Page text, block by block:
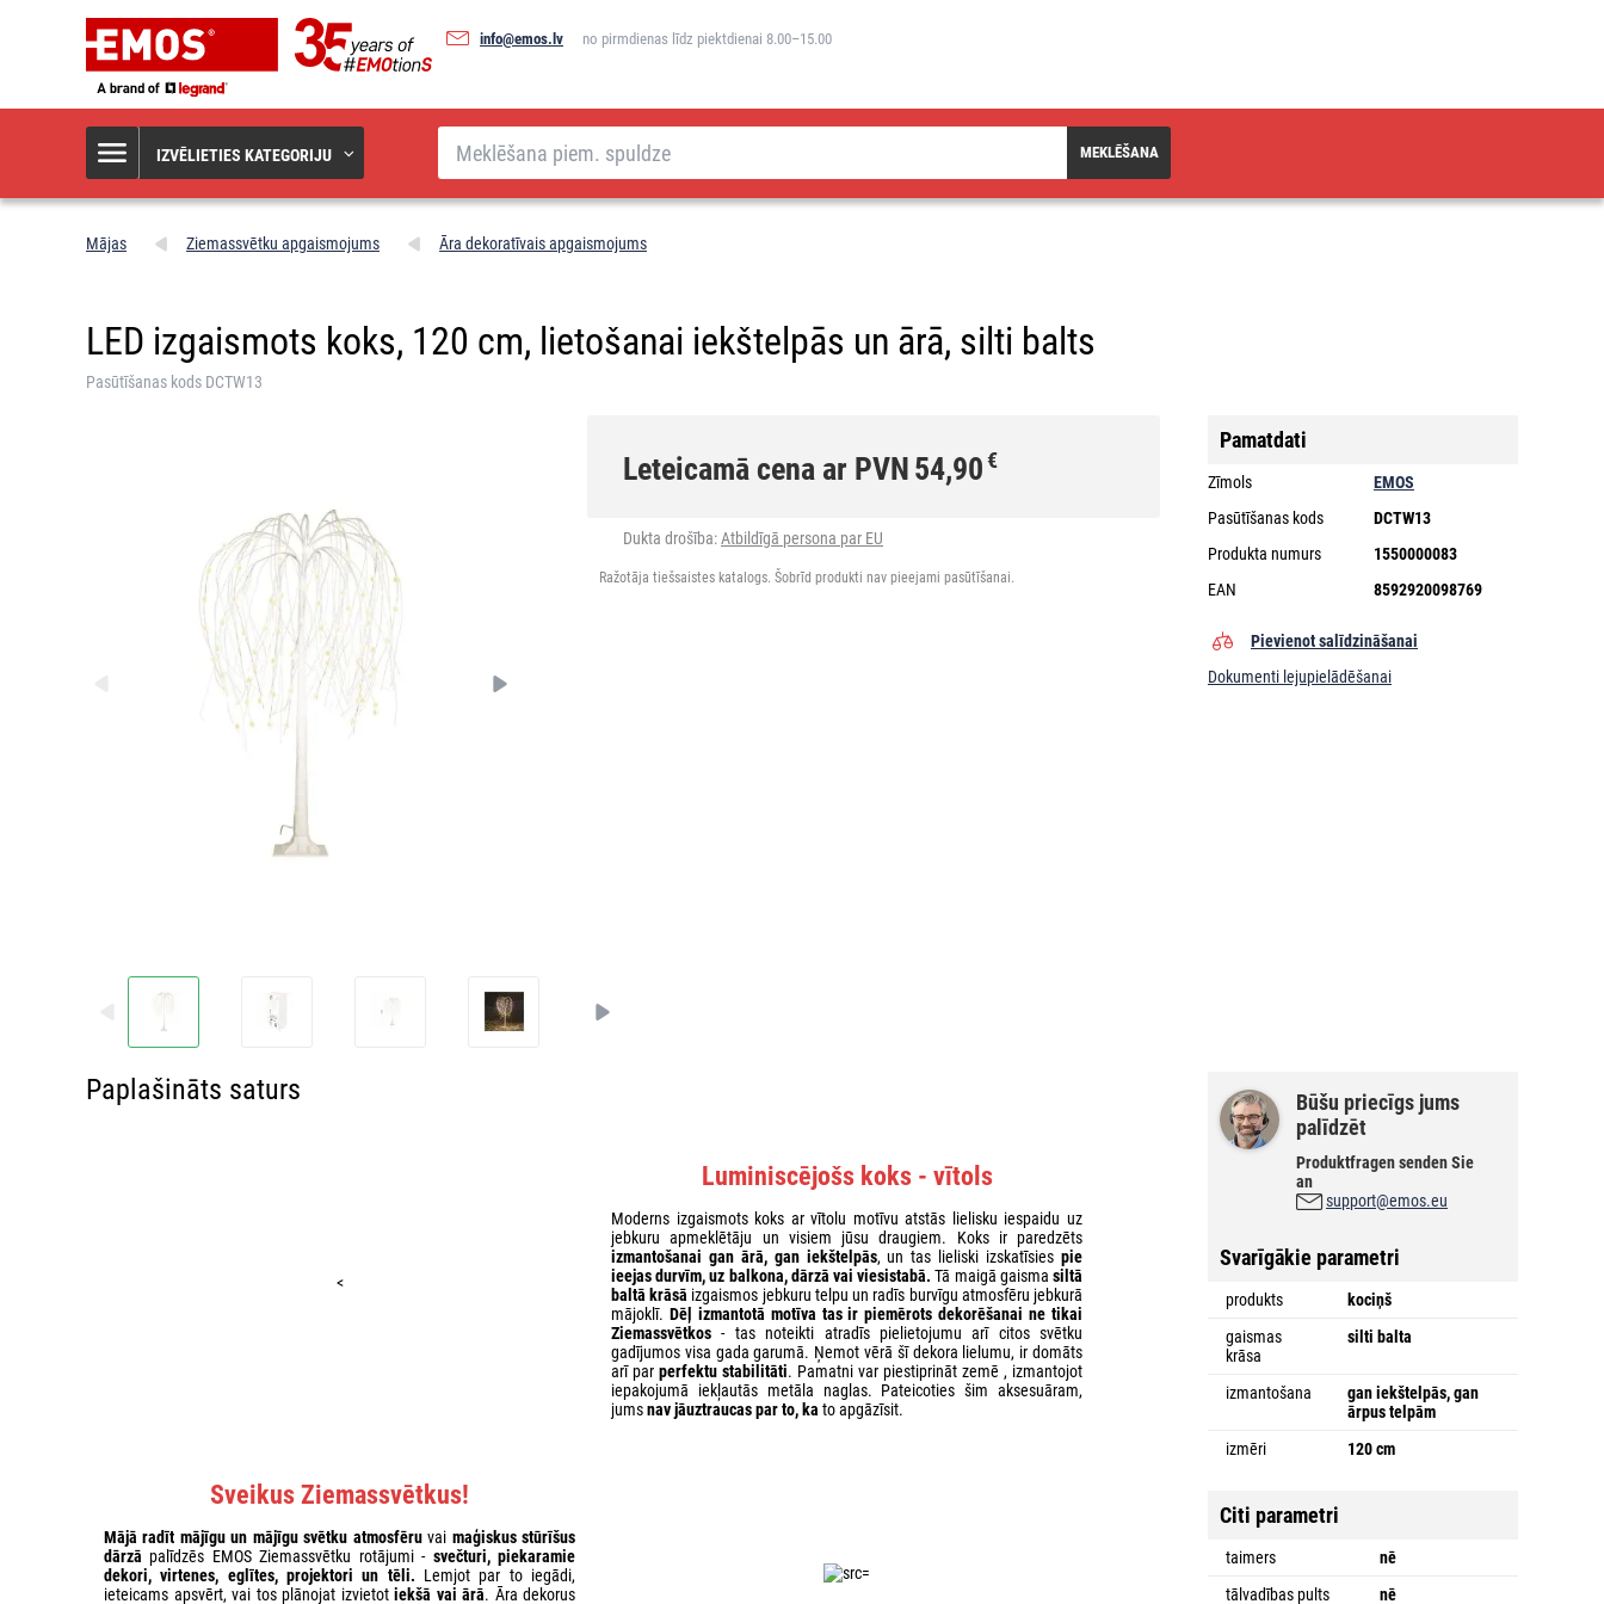
info@emos.lv no pirmdienas līdz piektdienai 8.00–15.00
IZVĒLIETIES KATEGORIJU
Meklēšana
MEKLĒŠANA
Mājas Ziemassvētku apgaismojums Āra dekoratīvais apgaismojums
LED izgaismots koks, 120 cm, lietošanai iekštelpās un ārā, silti balts
Pasūtīšanas kods DCTW13
Leteicamā cena ar PVN 54,90€
Dukta drošība:Atbildīgā persona par EU
Ražotāja tiešsaistes katalogs. Šobrīd produkti nav pieejami pasūtīšanai.
Pamatdati
Zīmols
EMOS
Pasūtīšanas kods
DCTW13
Produkta numurs
1550000083
EAN
8592920098769
Pievienot salīdzināšanai
Dokumenti lejupielādēšanai
Paplašināts saturs
<
Luminiscējošs koks - vītols
Moderns izgaismots koks ar vītolu motīvu atstās lielisku iespaidu uz
jebkuru apmeklētāju un visiem jūsu draugiem. Koks ir paredzēts
izmantošanai gan ārā, gan iekštelpās, un tas lieliski izskatīsiespie
ieejas durvīm, uz balkona, dārzā vai viesistabā. Tā maigā gaismasiltā
baltā krāsā izgaismos jebkuru telpu un radīs burvīgu atmosfēru jebkurā
mājoklī. Dēļ izmantotā motīva tas ir piemērots dekorēšanai ne tikai
Ziemassvētkos - tas noteikti atradīs pielietojumu arī citos svētku
gadījumos visa gada garumā. Ņemot vērā šī dekora lielumu, ir domāts
arī par perfektu stabilitāti. Pamatni var piestiprināt zemē , izmantojot
iepakojumā iekļautās metāla naglas. Pateicoties šim aksesuāram,
jumsnav jāuztraucas par to, ka to apgāzīsit.
Sveikus Ziemassvētkus!
Mājā radīt mājīgu un mājīgu svētku atmosfēruvai maģiskus stūrīšus
dārzā palīdzēs EMOS Ziemassvētku rotājumi - svečturi, piekaramie
dekori, virtenes, eglītes, projektori un tēli. Lemjot par to iegādi,
ieteicams apsvērt, vai tos plānojat izvietot iekšā vai ārā. Āra dekorus
Būšu priecīgs jums
palīdzēt
Produktfragen senden Sie
an
support@emos.eu
Svarīgākie parametri
produkts
kociņš
gaismas
krāsa
silti balta
izmantošana
gan iekštelpās, gan
ārpus telpām
izmēri
120 cm
Citi parametri
taimers
nē
tālvadības pults
nē